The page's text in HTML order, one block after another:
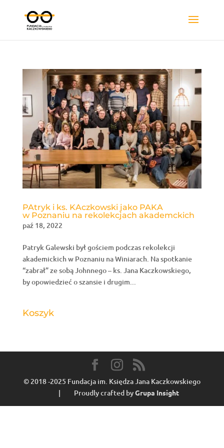
PAtryk i ks. KAczkowski jako PAKA
w Poznaniu na rekolekcjach akademckich
paź 18, 2022
Patryk Galewski był gościem podczas rekolekcji
akademickich w Poznaniu na Winiarach. Na spotkanie
“zabrał” ze sobą Johnnego – ks. Jana Kaczkowskiego,
by opowiedzieć o szansie i drugim...
Koszyk
© 2018 -2025 Fundacja im. Księdza Jana Kaczkowskiego
| Proudly crafted byGrupa Insight